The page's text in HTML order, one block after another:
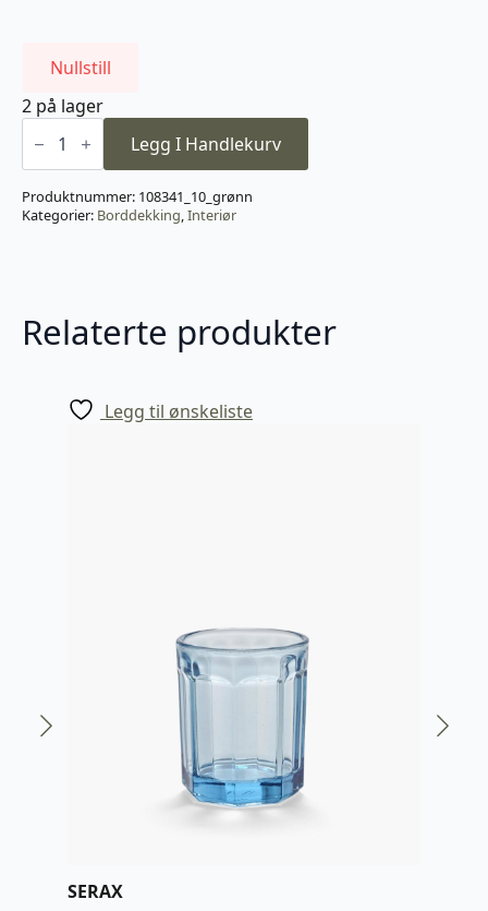
Nullstill
2 på lager
Cup
Without
Antique
antall
Legg I Handlekurv
Produktnummer: 108341_10_grønn
Kategorier: Borddekking,Interiør
Relaterte produkter
Legg til ønskeliste
SERAX